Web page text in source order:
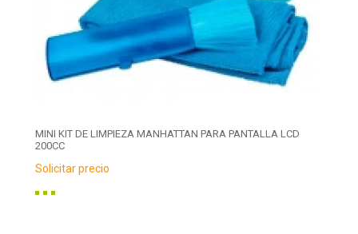
MINI KIT DE LIMPIEZA MANHATTAN PARA PANTALLA LCD
200CC
Solicitar precio